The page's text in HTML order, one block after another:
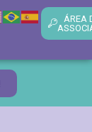
ÁREA